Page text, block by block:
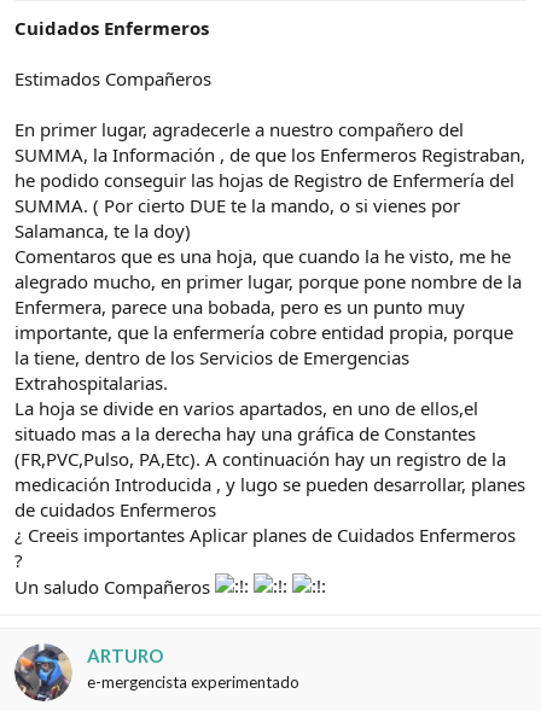
Cuidados Enfermeros
Estimados Compañeros
En primer lugar, agradecerle a nuestro compañero del
SUMMA, la Información , de que los Enfermeros Registraban,
he podido conseguir las hojas de Registro de Enfermería del
SUMMA. ( Por cierto DUE te la mando, o si vienes por
Salamanca, te la doy)
Comentaros que es una hoja, que cuando la he visto, me he
alegrado mucho, en primer lugar, porque pone nombre de la
Enfermera, parece una bobada, pero es un punto muy
importante, que la enfermería cobre entidad propia, porque
la tiene, dentro de los Servicios de Emergencias
Extrahospitalarias.
La hoja se divide en varios apartados, en uno de ellos,el
situado mas a la derecha hay una gráfica de Constantes
(FR,PVC,Pulso, PA,Etc). A continuación hay un registro de la
medicación Introducida , y lugo se pueden desarrollar, planes
de cuidados Enfermeros
¿ Creeis importantes Aplicar planes de Cuidados Enfermeros
?
Un saludo Compañeros
ARTURO
e-mergencista experimentado